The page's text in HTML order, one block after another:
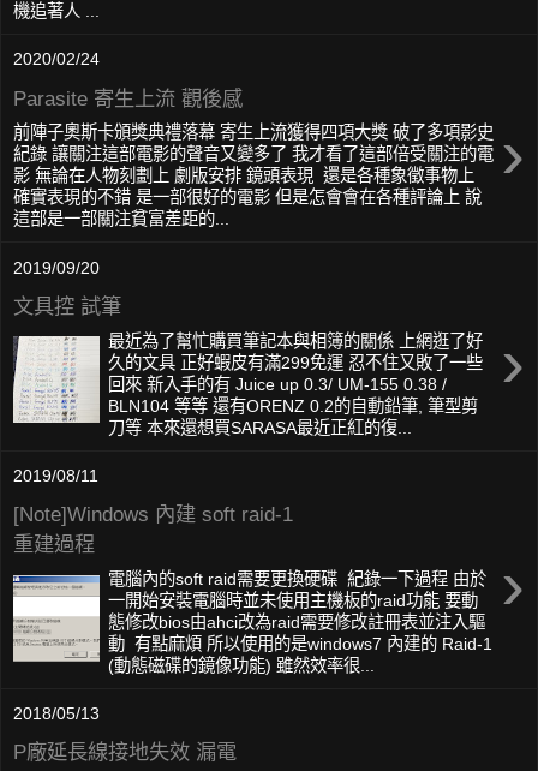
機追著人 ...
2020/02/24
Parasite 寄生上流 觀後感
›
前陣子奧斯卡頒獎典禮落幕 寄生上流獲得四項大獎 破了多項影史
紀錄 讓關注這部電影的聲音又變多了 我才看了這部倍受關注的電
影 無論在人物刻劃上 劇版安排 鏡頭表現 還是各種象徵事物上
確實表現的不錯 是一部很好的電影 但是怎會會在各種評論上 說
這部是一部關注貧富差距的...
2019/09/20
文具控 試筆
›
最近為了幫忙購買筆記本與相簿的關係 上網逛了好
久的文具 正好蝦皮有滿299免運 忍不住又敗了一些
回來 新入手的有 Juice up 0.3/ UM-155 0.38 /
BLN104 等等 還有ORENZ 0.2的自動鉛筆, 筆型剪
刀等 本來還想買SARASA最近正紅的復...
2019/08/11
[Note]Windows 內建 soft raid-1
重建過程
›
電腦內的soft raid需要更換硬碟 紀錄一下過程 由於
一開始安裝電腦時並未使用主機板的raid功能 要動
態修改bios由ahci改為raid需要修改註冊表並注入驅
動 有點麻煩 所以使用的是windows7 內建的 Raid-1
(動態磁碟的鏡像功能) 雖然效率很...
2018/05/13
P廠延長線接地失效 漏電